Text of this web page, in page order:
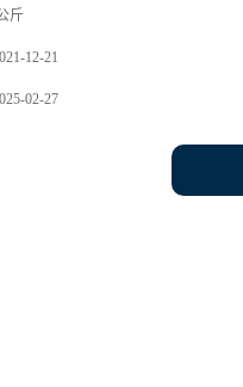
斤
12-21
02-27